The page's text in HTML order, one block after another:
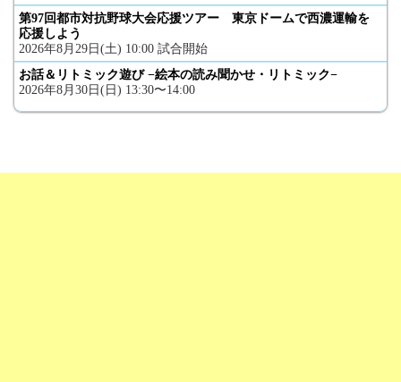
第97回都市対抗野球大会応援ツアー 東京ドームで西濃運輸を
応援しよう
2026年8月29日(土) 10:00 試合開始
お話＆リトミック遊び −絵本の読み聞かせ・リトミック−
2026年8月30日(日) 13:30〜14:00